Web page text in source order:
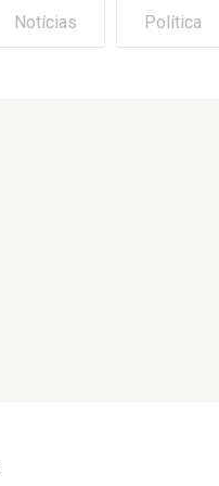
Notícias Política